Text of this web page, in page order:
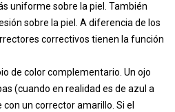
uniforme sobre la piel. También
sobre la piel. A diferencia de los
correctivos tienen la función
de color complementario. Un ojo
(cuando en realidad es de azul a
un corrector amarillo. Si el